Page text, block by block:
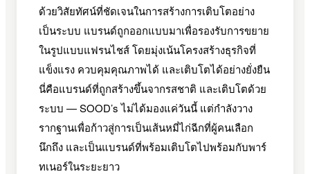
ด้วยวิสัยทัศน์ที่ชัดเจนในการสร้างการเติบโตอย่าง
เป็นระบบ แบรนด์ถูกออกแบบมาเพื่อรองรับการขยาย
ในรูปแบบแฟรนไชส์ โดยมุ่งเน้นโครงสร้างธุรกิจที่
แข็งแรง ควบคุมคุณภาพได้ และเติบโตได้อย่างยั่งยืน
นี่คือแบรนด์ที่ถูกสร้างขึ้นจากรสชาติ และเติบโตด้วย
ระบบ — SOOD’s ไม่ได้มองแค่วันนี้ แต่กำลังวาง
รากฐานเพื่อก้าวสู่การเป็นเส้นหมี่ไก่ฉีกที่ผู้คนเลือก
นึกถึง และเป็นแบรนด์ที่พร้อมเติบโตไปพร้อมกับพาร์
ทเนอร์ในระยะยาว